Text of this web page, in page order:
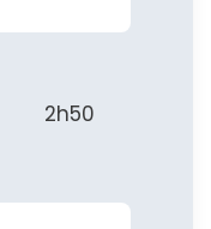
2h50